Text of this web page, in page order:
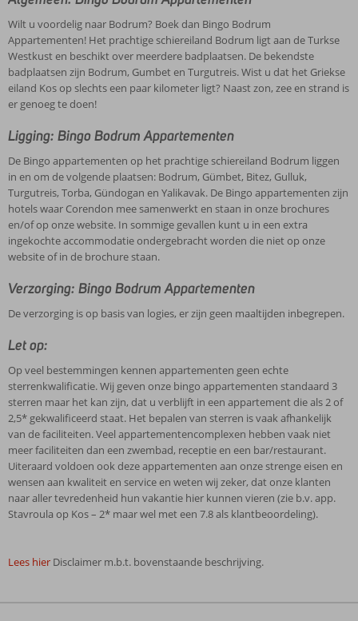
Wilt u voordelig naar Bodrum? Boek dan Bingo Bodrum
Appartementen! Het prachtige schiereiland Bodrum ligt aan de Turkse
Westkust en beschikt over meerdere badplaatsen. De bekendste
badplaatsen zijn Bodrum, Gumbet en Turgutreis. Wist u dat het Griekse
eiland Kos op slechts een paar kilometer ligt? Naast zon, zee en strand is
er genoeg te doen!
Ligging: Bingo Bodrum Appartementen
De Bingo appartementen op het prachtige schiereiland Bodrum liggen
in en om de volgende plaatsen: Bodrum, Gümbet, Bitez, Gulluk,
Turgutreis, Torba, Gündogan en Yalikavak. De Bingo appartementen zijn
hotels waar Corendon mee samenwerkt en staan in onze brochures
en/of op onze website. In sommige gevallen kunt u in een extra
ingekochte accommodatie ondergebracht worden die niet op onze
website of in de brochure staan.
Verzorging: Bingo Bodrum Appartementen
De verzorging is op basis van logies, er zijn geen maaltijden inbegrepen.
Let op:
Op veel bestemmingen kennen appartementen geen echte
sterrenkwalificatie. Wij geven onze bingo appartementen standaard 3
sterren maar het kan zijn, dat u verblijft in een appartement die als 2 of
2,5* gekwalificeerd staat. Het bepalen van sterren is vaak afhankelijk
van de faciliteiten. Veel appartementencomplexen hebben vaak niet
meer faciliteiten dan een zwembad, receptie en een bar/restaurant.
Uiteraard voldoen ook deze appartementen aan onze strenge eisen en
wensen aan kwaliteit en service en weten wij zeker, dat onze klanten
naar aller tevredenheid hun vakantie hier kunnen vieren (zie b.v. app.
Stavroula op Kos – 2* maar wel met een 7.8 als klantbeoordeling).
Lees hier Disclaimer m.b.t. bovenstaande beschrijving.